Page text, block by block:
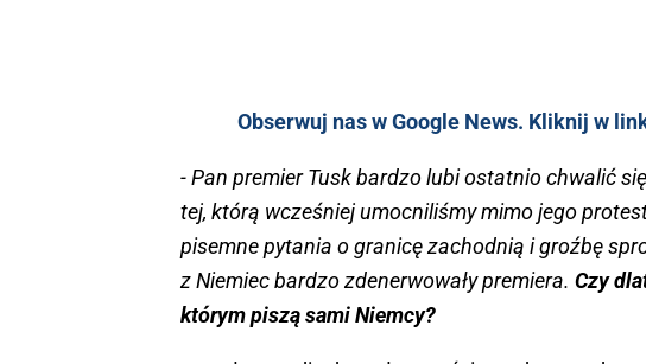
Obserwuj nas w Google News. Kliknij w
- Pan premier Tusk bardzo lubi ostatnio chwalić
tej, którą wcześniej umocniliśmy mimo jego
pisemne pytania o granicę zachodnią i groźbę
z Niemiec bardzo zdenerwowały premiera. Czy
którym piszą sami Niemcy?